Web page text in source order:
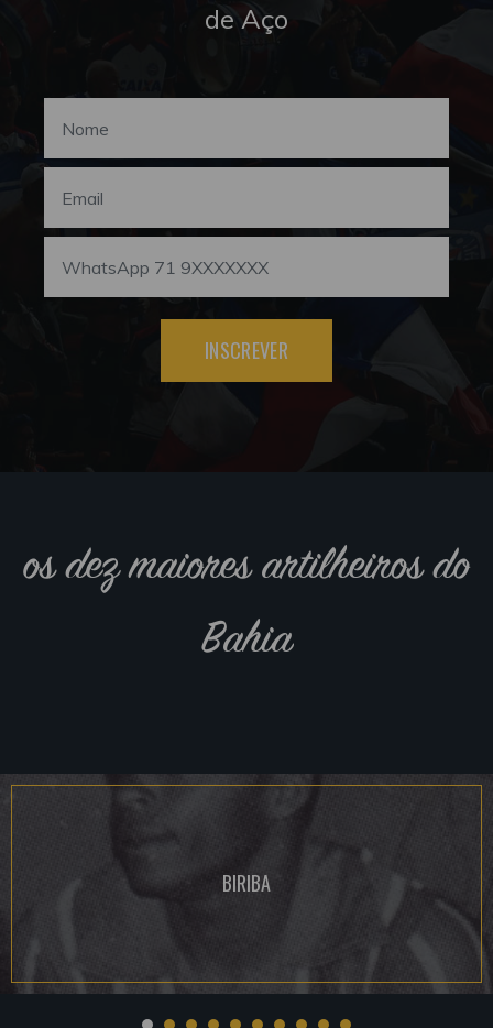
de Aço
INSCREVER
os dez maiores artilheiros do
Bahia
BIRIBA